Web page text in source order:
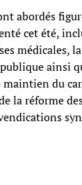
abordés
cet été,
médicales,
ainsi
maintien du
la réforme